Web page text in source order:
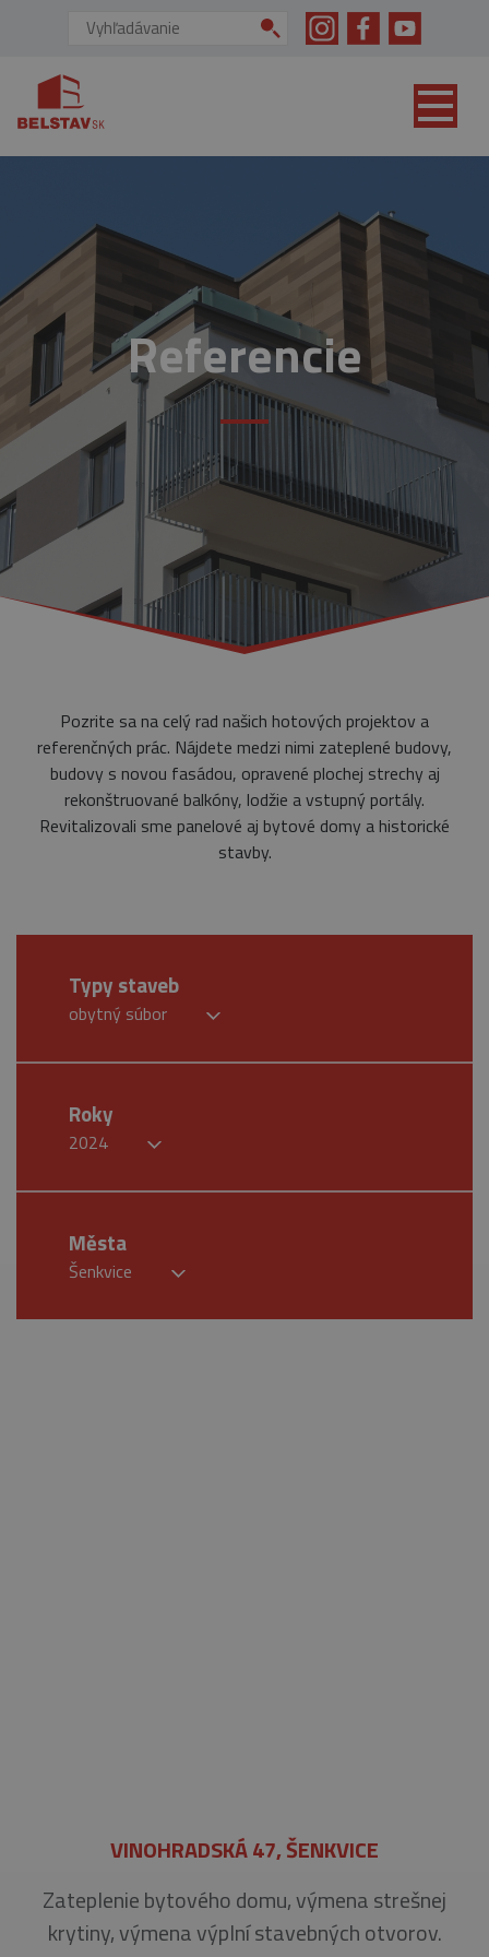
Vyhľadávanie:
Referencie
Pozrite sa na celý rad našich hotových projektov a
referenčných prác. Nájdete medzi nimi zateplené budovy,
budovy s novou fasádou, opravené plochej strechy aj
rekonštruované balkóny, lodžie a vstupný portály.
Revitalizovali sme panelové aj bytové domy a historické
stavby.
Typy staveb
obytný súbor
Roky
2024
Města
Šenkvice
VINOHRADSKÁ 47, ŠENKVICE
Zateplenie bytového domu, výmena strešnej
krytiny, výmena výplní stavebných otvorov.